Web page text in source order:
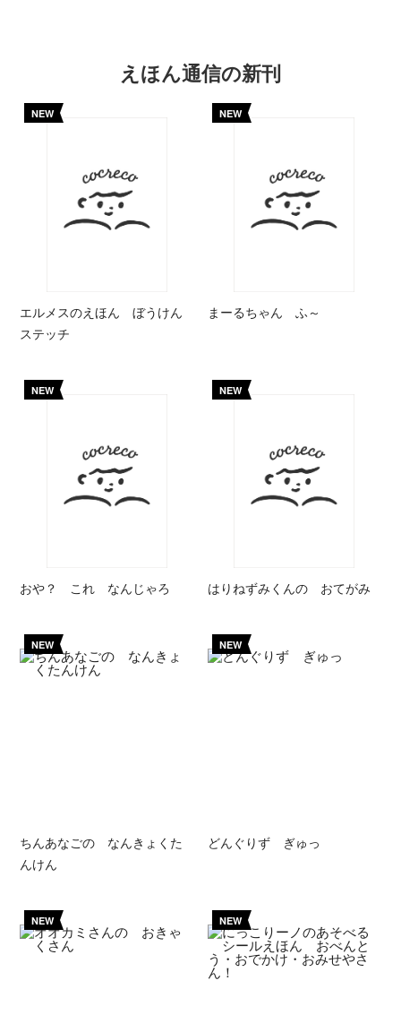
えほん通信の新刊
NEW
エルメスのえほん ぼうけん
ステッチ
NEW
まーるちゃん ふ～
NEW
おや？ これ なんじゃろ
NEW
はりねずみくんの おてがみ
NEW
ちんあなごの なんきょくた
んけん
NEW
どんぐりず ぎゅっ
NEW NEW